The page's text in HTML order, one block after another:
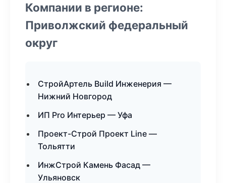
Компании в регионе:
Приволжский федеральный
округ
СтройАртель Build Инженерия —
Нижний Новгород
ИП Pro Интерьер — Уфа
Проект-Строй Проект Line —
Тольятти
ИнжСтрой Камень Фасад —
Ульяновск